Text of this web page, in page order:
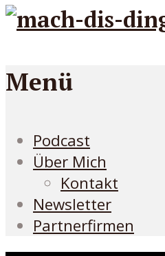
Menü
Podcast
Über Mich
Kontakt
Newsletter
Partnerfirmen